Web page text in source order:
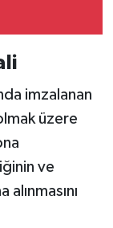
imzalanan
üzere
ve